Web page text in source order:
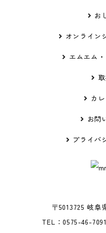
お
オンライン
エムエム
カ
お問
プライバ
〒5013725 岐阜
TEL：0575-46-